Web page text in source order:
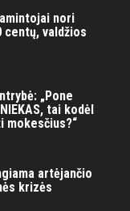
nori
valdžios
„Pone
tai kodėl
mokesčius?“
artėjančio
krizės